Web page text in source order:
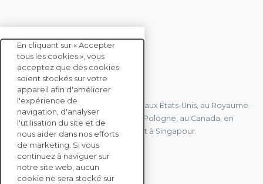
CONTACTEZ-NOUS
Nous avons des bureaux en France, aux États-Unis, au Royaume-
Uni, à Hong Kong, à l'île Maurice, en Pologne, au Canada, en
Allemagne, au Japon, en Espagne et à Singapour.
CONTACTEZ-NOUS
En cliquant sur « Accepter
tous les cookies », vous
acceptez que des cookies
soient stockés sur votre
appareil afin d'améliorer
l'expérience de
navigation, d'analyser
l'utilisation du site et de
nous aider dans nos efforts
de marketing. Si vous
continuez à naviguer sur
notre site web, aucun
cookie ne sera stocké sur